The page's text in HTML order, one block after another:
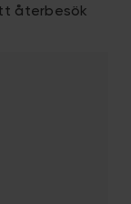
återbesök